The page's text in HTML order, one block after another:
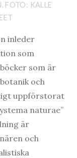
FOTO: KALLE
inleder
som
som är
och
uppförstorat
naturae”
är
och